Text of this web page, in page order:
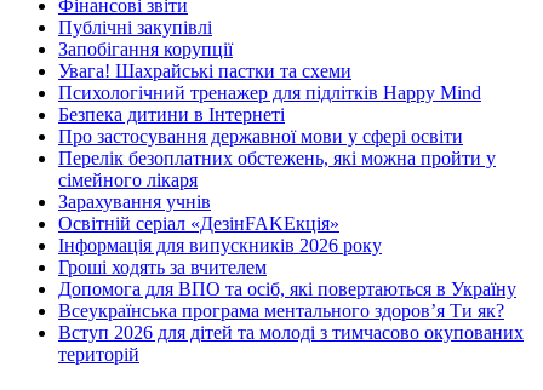
Фінансові звіти
Публічні закупівлі
Запобігання корупції
Увага! Шахрайські пастки та схеми
Психологічний тренажер для підлітків Happy Mind
Безпека дитини в Інтернеті
Про застосування державної мови у сфері освіти
Перелік безоплатних обстежень, які можна пройти у
сімейного лікаря
Зарахування учнів
Освітній серіал «ДезінFAKEкція»
Інформація для випускників 2026 року
Гроші ходять за вчителем
Допомога для ВПО та осіб, які повертаються в Україну
Всеукраїнська програма ментального здоров’я Ти як?
Вступ 2026 для дітей та молоді з тимчасово окупованих
територій